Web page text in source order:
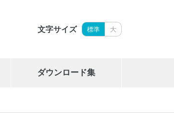
文字サイズ 標準 大
ダウンロード集